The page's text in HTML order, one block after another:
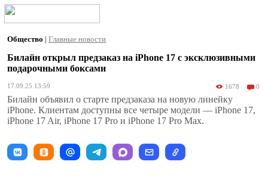
Общество | Главные новости
Билайн открыл предзаказ на iPhone 17 с эксклюзивными
подарочными боксами
17.09.25 13:59 1678 0
Билайн объявил о старте предзаказа на новую линейку
iPhone. Клиентам доступны все четыре модели — iPhone 17,
iPhone 17 Air, iPhone 17 Pro и iPhone 17 Pro Max.